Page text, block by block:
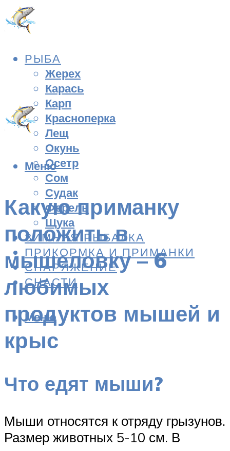
РЫБА
Жерех
Карась
Карп
Красноперка
Лещ
Окунь
Осетр
Сом
Судак
Форель
Щука
ЗИМНЯЯ РЫБАЛКА
ПРИКОРМКА И ПРИМАНКИ
СНАРЯЖЕНИЕ
СНАСТИ
Меню
Меню
Какую приманку
положить в
мышеловку – 6
любимых
продуктов мышей и
крыс
Что едят мыши?
Мыши относятся к отряду грызунов.
Размер животных 5-10 см. В